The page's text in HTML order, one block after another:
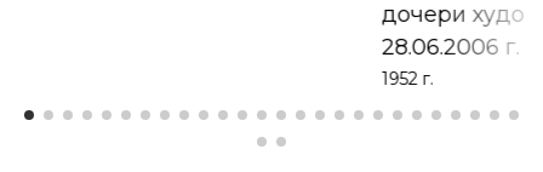
дочери
28.06.2006 г.
1952 г.